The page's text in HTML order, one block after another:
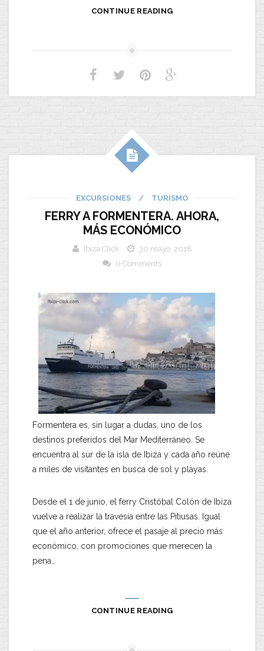
CONTINUE READING
EXCURSIONES / TURISMO
FERRY A FORMENTERA. AHORA,
MÁS ECONÓMICO
Ibiza Click
30 mayo, 2018
0 Comments
Formentera es, sin lugar a dudas, uno de los
destinos preferidos del Mar Mediterráneo. Se
encuentra al sur de la isla de Ibiza y cada año reúne
a miles de visitantes en busca de sol y playas.
Desde el 1 de junio, el ferry Cristóbal Colón de Ibiza
vuelve a realizar la travesía entre las Pitiusas. Igual
que el año anterior, ofrece el pasaje al precio más
económico, con promociones que merecen la
pena…
CONTINUE READING